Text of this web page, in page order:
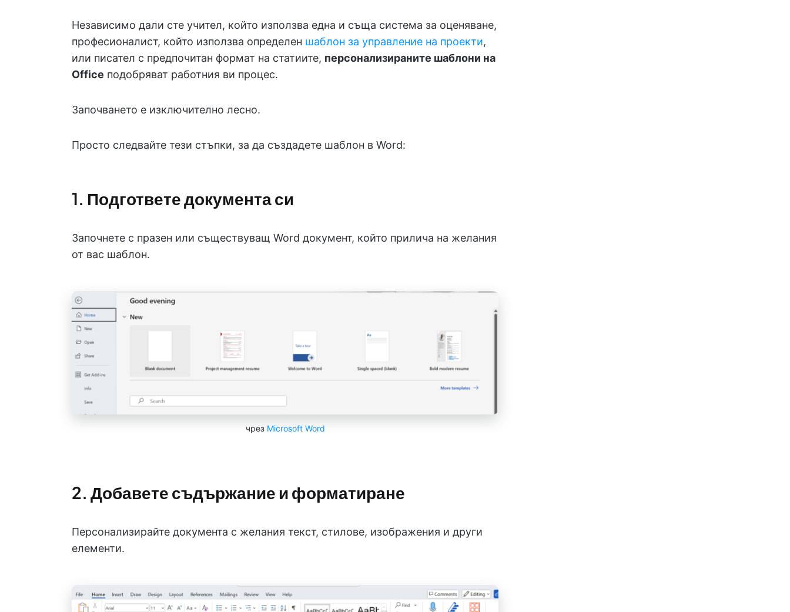
Независимо дали сте учител, който използва една и съща система за оценяване,
професионалист, който използва определен шаблон за управление на проекти,
или писател с предпочитан формат на статиите, персонализираните шаблони на
Office подобряват работния ви процес.
Започването е изключително лесно.
Просто следвайте тези стъпки, за да създадете шаблон в Word:
1. Подгответе документа си
Започнете с празен или съществуващ Word документ, който прилича на желания
от вас шаблон.
чрез Microsoft Word
2. Добавете съдържание и форматиране
Персонализирайте документа с желания текст, стилове, изображения и други
елементи.